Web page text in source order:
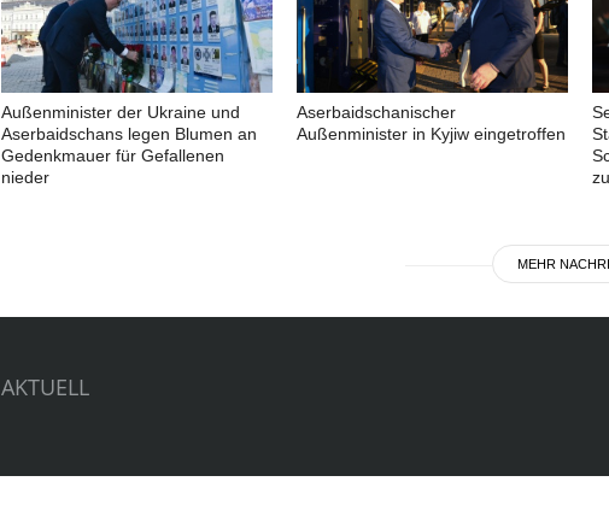
Außenminister der Ukraine und
Aserbaidschans legen Blumen an
Gedenkmauer für Gefallenen
nieder
Aserbaidschanischer
Außenminister in Kyjiw eingetroffen
MEHR
AKTUELL